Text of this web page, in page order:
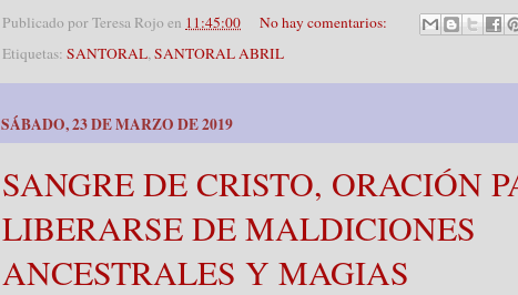
Publicado porTeresa Rojo en 11:45:00
No hay comentarios:
Etiquetas: SANTORAL,SANTORAL ABRIL
SÁBADO, 23 DE MARZO DE 2019
SANGRE DE CRISTO, ORACIÓN
LIBERARSE DE MALDICIONES
ANCESTRALES Y MAGIAS